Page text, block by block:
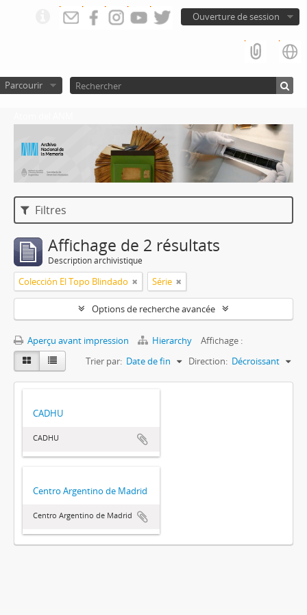
Ouverture de session
Parcourir
Filtres
Affichage de 2 résultats
Description archivistique
Colección El Topo Blindado Série
Options de recherche avancée
Aperçu avant impression Hierarchy
Affichage :
Trier par: Date de fin Direction: Décroissant
CADHU
CADHU
Centro Argentino de Madrid
Centro Argentino de Madrid